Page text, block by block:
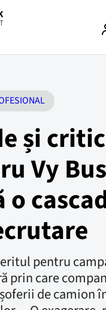
și
Vy
o
pentru
prin care
de camion